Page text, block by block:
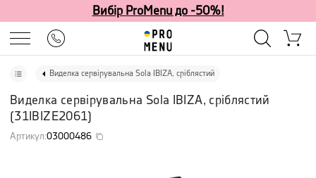
Вибір ProMenu до -50%!
Виделка сервірувальна Sola IBIZA, сріблястий
Виделка сервірувальна Sola IBIZA, сріблястий
(31IBIZE2061)
Артикул:03000486